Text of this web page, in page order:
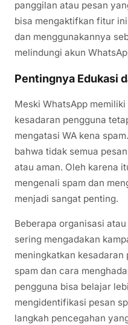
panggilan atau pesan
bisa mengaktifkan fitur
dan menggunakannya
melindungi akun
Pentingnya Edukasi
Meski WhatsApp
kesadaran pengguna
mengatasi WA kena
bahwa tidak semua
atau aman. Oleh karena
mengenali spam dan
menjadi sangat penting.
Beberapa organisasi
sering mengadakan
meningkatkan
spam dan cara
pengguna bisa belajar
mengidentifikasi pesan
langkah pencegahan